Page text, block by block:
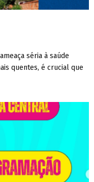
séria à saúde
quentes, é crucial que